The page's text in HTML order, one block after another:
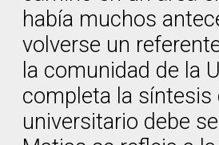
había muchos
volverse un
la comunidad de la
completa la síntesis
universitario debe